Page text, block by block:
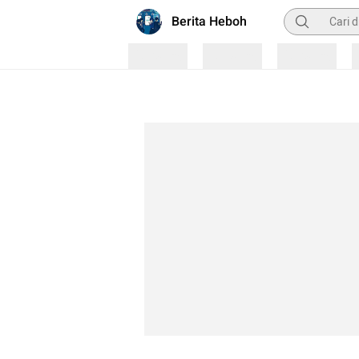
Berita Heboh Pencarian